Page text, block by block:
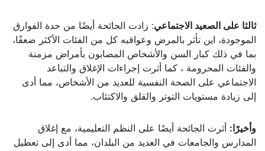
ثالثا على الصعيد الاجتماعي: زادت الجائحة أيضًا من حدة الفوارق
الموجودة، اين تأثر بالمرض وعواقبه كل من الفئات الأكثر ضعفًا،
بما في ذلك كبار السن والأشخاص المصابون بأمراض مزمنة
والفئات المحرومة ، كما أثرت إجراءات الإغلاق والتباعد
الاجتماعي على الصحة النفسية للعديد من الأشخاص، مما أدى
إلى زيادة مستويات التوتر والقلق والاكتئاب.
وأخيرًا: أثرت الجائحة أيضًا على النظم التعليمية، مع إغلاق
المدارس والجامعات في العديد من البلدان، مما أدى إلى تعطيل